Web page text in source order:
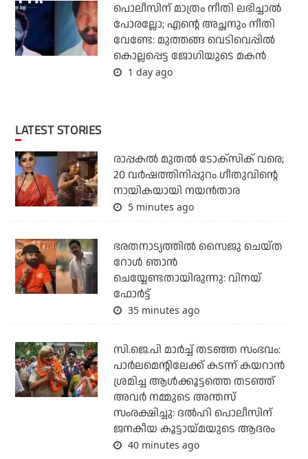
പൊലീസിന് മാത്രം നീതി ലഭിച്ചാല്‍
പോരല്ലോ; എന്റെ അച്ഛനും നീതി
വേണ്ടേ: മുത്തങ്ങ വെടിവെപ്പില്‍
കൊല്ലപ്പെട്ട ജോഗിയുടെ മകന്‍
1 day ago
LATEST STORIES
രാപ്പകൽ മുതൽ ടോക്സിക് വരെ;
20 വർഷത്തിനിപ്പുറം ഗീതുവിന്റെ
നായികയായി നയൻതാര
5 minutes ago
ഭരതനാട്യത്തിൽ സൈജു ചെയ്ത
റോൾ ഞാൻ
ചെയ്യേണ്ടതായിരുന്നു: വിനയ്
ഫോർട്ട്
35 minutes ago
സി.ജെ.പി മാര്‍ച്ച് തടഞ്ഞ സംഭവം:
പാര്‍ലമെന്റിലേക്ക് കടന്ന് കയറാന്‍
ശ്രമിച്ച ആള്‍ക്കൂട്ടത്തെ തടഞ്ഞ്
അവര്‍ നമ്മുടെ അന്തസ്
സംരക്ഷിച്ചു: ദല്‍ഹി പൊലീസിന്
ജനകീയ കൂട്ടായ്മയുടെ ആദരം
40 minutes ago